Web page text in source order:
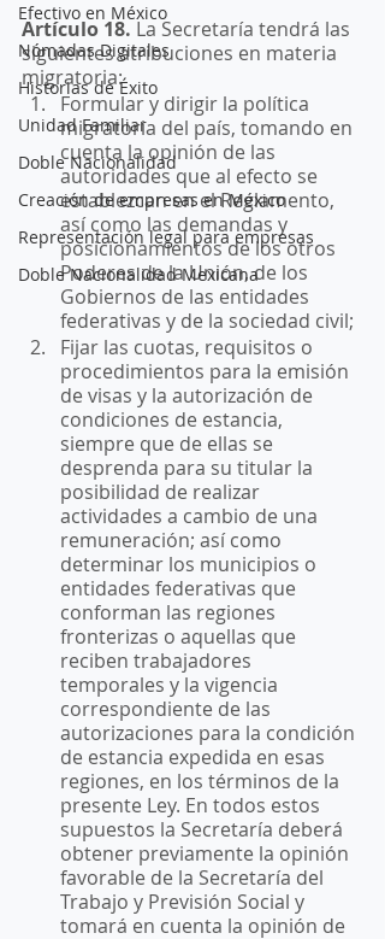
Efectivo en México
Nómadas Digitales
Historias de Éxito
Unidad Familiar
Doble Nacionalidad
Creación de empresas en México
Representación legal para empresas
Doble Nacionalidad Mexicana
Artículo 18. La Secretaría tendrá las
siguientes atribuciones en materia
migratoria:
Formular y dirigir la política
migratoria del país, tomando en
cuenta la opinión de las
autoridades que al efecto se
establezcan en el Reglamento,
así como las demandas y
posicionamientos de los otros
Poderes de la Unión, de los
Gobiernos de las entidades
federativas y de la sociedad civil;
Fijar las cuotas, requisitos o
procedimientos para la emisión
de visas y la autorización de
condiciones de estancia,
siempre que de ellas se
desprenda para su titular la
posibilidad de realizar
actividades a cambio de una
remuneración; así como
determinar los municipios o
entidades federativas que
conforman las regiones
fronterizas o aquellas que
reciben trabajadores
temporales y la vigencia
correspondiente de las
autorizaciones para la condición
de estancia expedida en esas
regiones, en los términos de la
presente Ley. En todos estos
supuestos la Secretaría deberá
obtener previamente la opinión
favorable de la Secretaría del
Trabajo y Previsión Social y
tomará en cuenta la opinión de